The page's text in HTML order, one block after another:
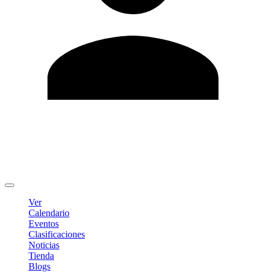
Ver
Calendario
Eventos
Clasificaciones
Noticias
Tienda
Blogs